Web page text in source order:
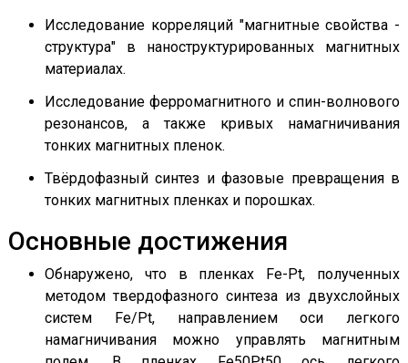
Исследование корреляций "магнитные свойства -
структура" в наноструктурированных магнитных
материалах.
Исследование ферромагнитного и спин-волнового
резонансов, а также кривых намагничивания
тонких магнитных пленок.
Твёрдофазный синтез и фазовые превращения в
тонких магнитных пленках и порошках.
Основные достижения
Обнаружено, что в пленках Fe-Pt, полученных
методом твердофазного синтеза из двухслойных
систем Fe/Pt, направлением оси легкого
намагничивания можно управлять магнитным